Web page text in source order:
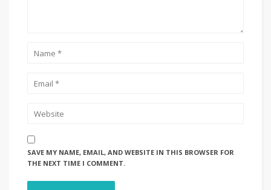
SAVE MY NAME, EMAIL, AND WEBSITE IN THIS BROWSER FOR
THE NEXT TIME I COMMENT.